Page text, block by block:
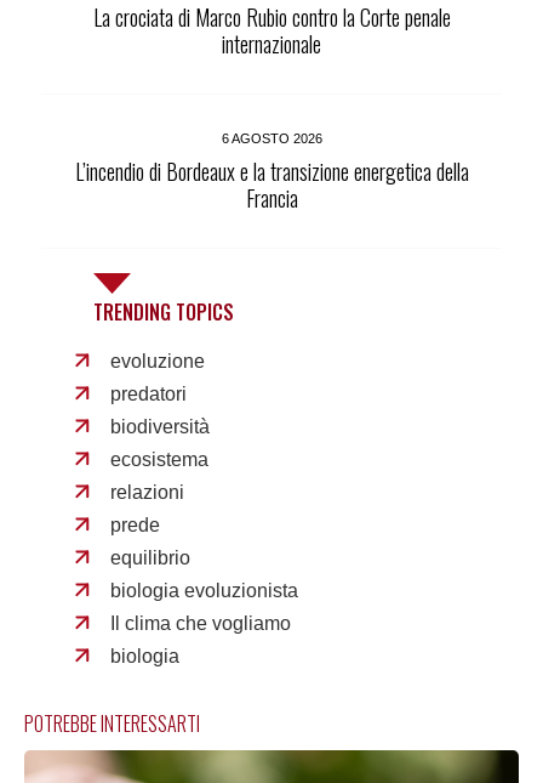
La crociata di Marco Rubio contro la Corte penale
internazionale
6 AGOSTO 2026
L’incendio di Bordeaux e la transizione energetica della
Francia
TRENDING TOPICS
evoluzione
predatori
biodiversità
ecosistema
relazioni
prede
equilibrio
biologia evoluzionista
Il clima che vogliamo
biologia
POTREBBE INTERESSARTI